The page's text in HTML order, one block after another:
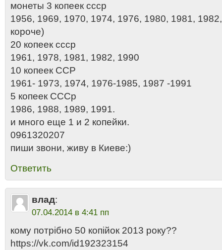
монеты 3 копеек ссср
1956, 1969, 1970, 1974, 1976, 1980, 1981,
короче)
20 копеек ссср
1961, 1978, 1981, 1982, 1990
10 копеек ССР
1961- 1973, 1974, 1976-1985, 1987 -1991
5 копеек СССр
1986, 1988, 1989, 1991.
и много еще 1 и 2 копейки.
0961320207
пиши звони, живу в Киеве:)
Ответить
влад:
07.04.2014 в 4:41 пп
кому потрібно 50 копійок 2013 року??
https://vk.com/id192323154